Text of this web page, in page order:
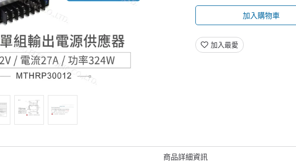
加入購物車
加入最愛
商品詳細資訊